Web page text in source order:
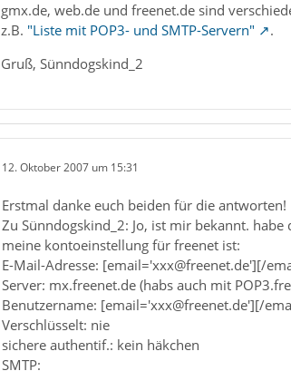
gmx.de, web.de und freenet.de sind
z.B. "Liste mit POP3- und SMTP-Servern"
.
Gruß, Sünndogskind_2
12. Oktober 2007 um 15:31
Erstmal danke euch beiden für die antworten!
Zu Sünndogskind_2: Jo, ist mir bekannt.
meine kontoeinstellung für freenet ist:
E-Mail-Adresse: [email='xxx@freenet.de'][/
Server: mx.freenet.de (habs auch mit
Benutzername: [email='xxx@freenet.de'][/
Verschlüsselt: nie
sichere authentif.: kein häkchen
SMTP: